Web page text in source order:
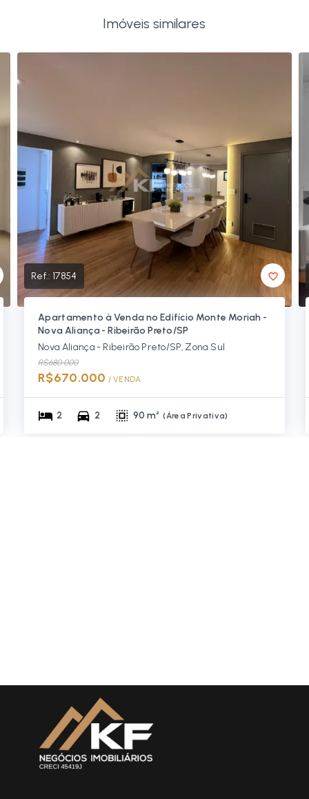
Imóveis similares
Ref.: 17854
Apartamento à Venda no Edifício Monte Moriah -
Nova Aliança - Ribeirão Preto/SP
Nova Aliança - Ribeirão Preto/SP, Zona Sul
R$680.000
R$670.000 / VENDA
2 2 90 m² (Área Privativa)